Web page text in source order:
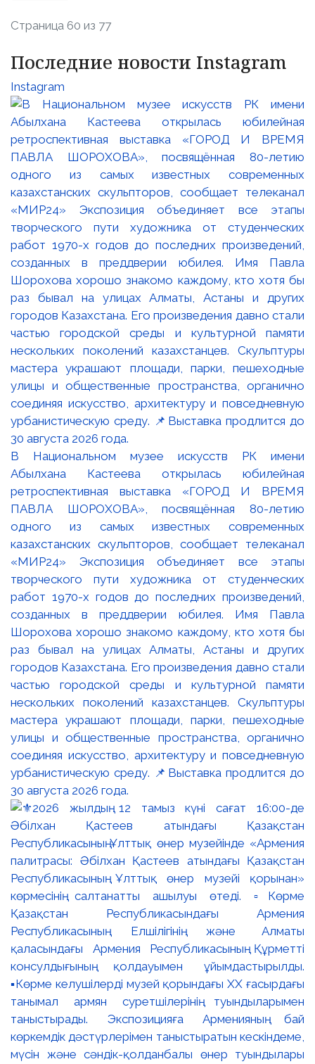
Страница 60 из 77
Последние новости Instagram
Instagram
В Национальном музее искусств РК имени
Абылхана Кастеева открылась юбилейная
ретроспективная выставка «ГОРОД И ВРЕМЯ
ПАВЛА ШОРОХОВА», посвящённая 80-летию
одного из самых известных современных
казахстанских скульпторов, сообщает телеканал
«МИР24» Экспозиция объединяет все этапы
творческого пути художника от студенческих
работ 1970-х годов до последних произведений,
созданных в преддверии юбилея. Имя Павла
Шорохова хорошо знакомо каждому, кто хотя бы
раз бывал на улицах Алматы, Астаны и других
городов Казахстана. Его произведения давно стали
частью городской среды и культурной памяти
нескольких поколений казахстанцев. Скульптуры
мастера украшают площади, парки, пешеходные
улицы и общественные пространства, органично
соединяя искусство, архитектуру и повседневную
урбанистическую среду. 📌Выставка продлится до
30 августа 2026 года.